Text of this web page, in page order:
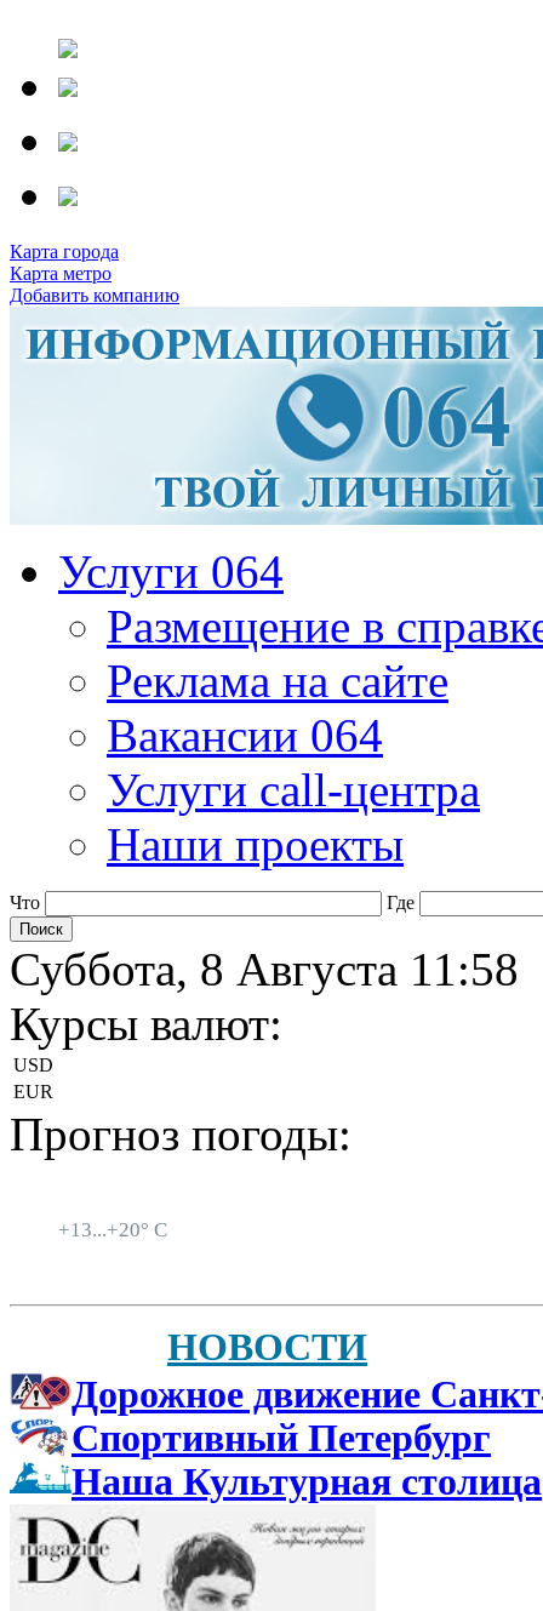
Карта города
Карта метро
Добавить компанию
Услуги 064
Размещение в
Реклама на сайте
Вакансии 064
Услуги call-центра
Наши проекты
Что Где
Суббота, 8 Августа 11:58
Курсы валют:
USD
EUR
Прогноз погоды:
+13...+20° C
НОВОСТИ
Дорожное движение
Спортивный Петербург
Наша Культурная столица